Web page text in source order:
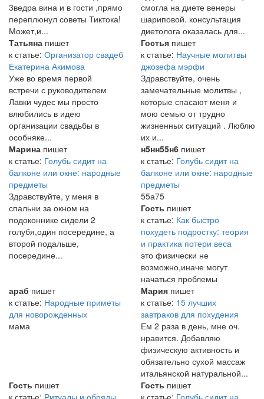
3ведра вина и в гости ,прямо
переплюнул советы Тиктока!
Может,и...
смогла на диете венеры
шариповой. консультация
диетолога оказалась для...
Татьяна пишет
к статье: Организатор свадеб
Екатерина Акимова
Уже во время первой
встречи с руководителем
Лавки чудес мы просто
влюбились в идею
организации свадьбы в
особняке...
Гостья пишет
к статье: Научные молитвы
джозефа мэрфи
Здравствуйте, очень
замечательные молитвы ,
которые спасают меня и
мою семью от трудно
жизненных ситуаций . Люблю
их и...
Марина пишет
к статье: Голубь сидит на
балконе или окне: народные
предметы
Здравствуйте, у меня в
спальни за окном на
подоконнике сидели 2
голубя,один посередине, а
второй подальше,
посередине...
н5нн55н6 пишет
к статье: Голубь сидит на
балконе или окне: народные
предметы
55а75
Гость пишет
к статье: Как быстро
похудеть подростку: теория
и практика потери веса
это физически не
возможно,иначе могут
начаться проблемы
араб пишет
к статье: Народные приметы
для новорожденных
мама
Мария пишет
к статье: 15 лучших
завтраков для похудения
Ем 2 раза в день, мне оч.
нравится. Добавляю
физическую активность и
обязательно сухой массаж
итальянской натуральной...
Гость пишет
Гость пишет